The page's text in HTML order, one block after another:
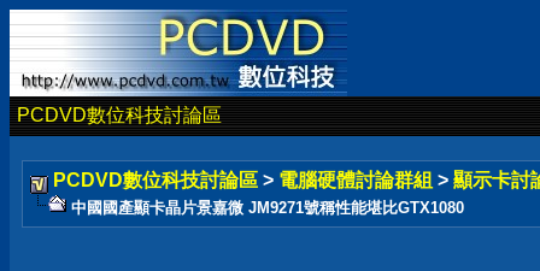
PCDVD數位科技討論區
PCDVD數位科技討論區 > 電腦硬體討論群組 > 顯示卡討
中國國產顯卡晶片景嘉微 JM9271號稱性能堪比GTX1080